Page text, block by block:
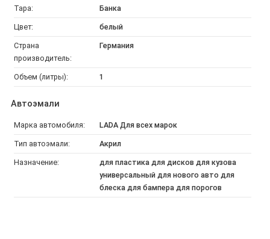
Тара: Банка
Цвет: белый
Страна
производитель:
Германия
Объем (литры): 1
Автоэмали
Марка автомобиля: LADA Для всех марок
Тип автоэмали: Акрил
Назначение:
для пластика для дисков для кузова
универсальный для нового авто для
блеска для бампера для порогов